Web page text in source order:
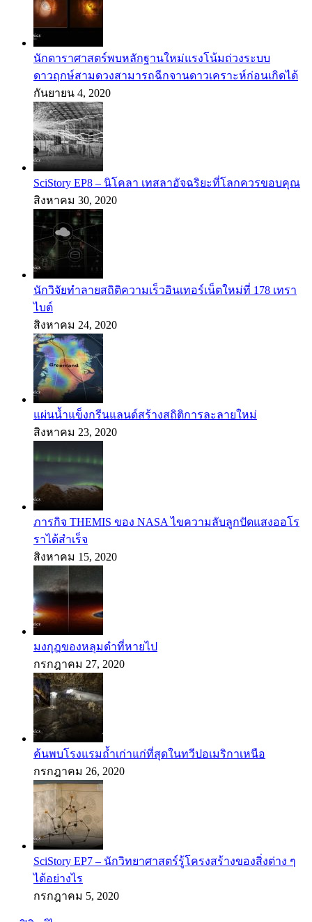
นักดาราศาสตร์พบหลักฐานใหม่แรงโน้มถ่วงระบบ
ดาวฤกษ์สามดวงสามารถฉีกจานดาวเคราะห์ก่อนเกิดได้
กันยายน 4, 2020
SciStory EP8 – นิโคลา เทสลาอัจฉริยะที่โลกควรขอบคุณ
สิงหาคม 30, 2020
นักวิจัยทำลายสถิติความเร็วอินเทอร์เน็ตใหม่ที่ 178 เทรา
ไบต์
สิงหาคม 24, 2020
แผ่นน้ำแข็งกรีนแลนด์สร้างสถิติการละลายใหม่
สิงหาคม 23, 2020
ภารกิจ THEMIS ของ NASA ไขความลับลูกปัดแสงออโร
ราได้สำเร็จ
สิงหาคม 15, 2020
มงกุฎของหลุมดำที่หายไป
กรกฎาคม 27, 2020
ค้นพบโรงแรมถ้ำเก่าแก่ที่สุดในทวีปอเมริกาเหนือ
กรกฎาคม 26, 2020
SciStory EP7 – นักวิทยาศาสตร์รู้โครงสร้างของสิ่งต่าง ๆ
ได้อย่างไร
กรกฎาคม 5, 2020